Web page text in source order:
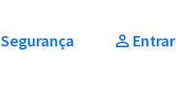
Segurança Entrar